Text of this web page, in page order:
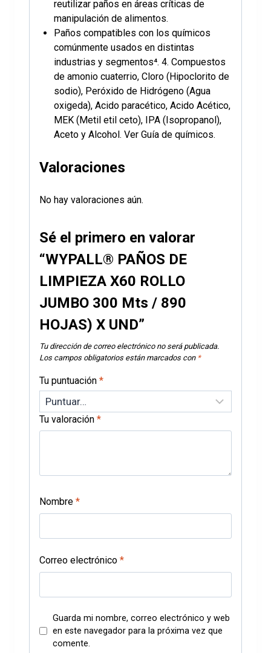
reutilizar paños en áreas críticas de
manipulación de alimentos.
Paños compatibles con los químicos
comúnmente usados en distintas
industrias y segmentos⁴. 4. Compuestos
de amonio cuaterrio, Cloro (Hipoclorito de
sodio), Peróxido de Hidrógeno (Agua
oxigeda), Acido paracético, Acido Acético,
MEK (Metil etil ceto), IPA (Isopropanol),
Aceto y Alcohol. Ver Guía de químicos.
Valoraciones
No hay valoraciones aún.
Sé el primero en valorar
“WYPALL® PAÑOS DE
LIMPIEZA X60 ROLLO
JUMBO 300 Mts / 890
HOJAS) X UND”
Tu dirección de correo electrónico no será publicada.
Los campos obligatorios están marcados con *
Tu puntuación *
Tu valoración *
Nombre *
Correo electrónico *
Guarda mi nombre, correo electrónico y web
en este navegador para la próxima vez que
comente.